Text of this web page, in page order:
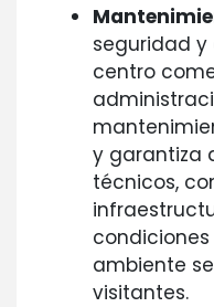
seguridad y
centro
y garantiza
técnicos,
ambiente
visitantes.